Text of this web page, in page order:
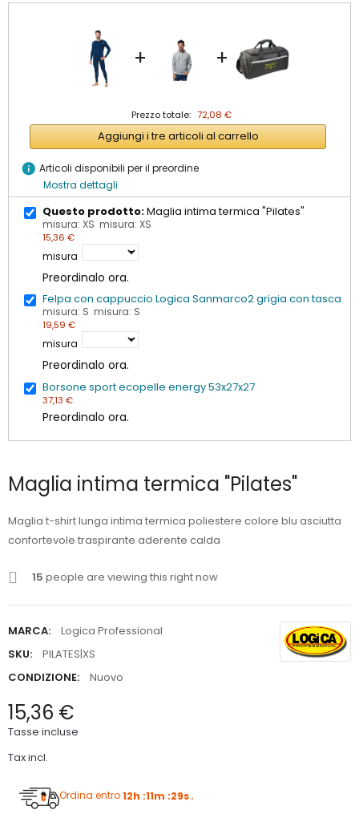
+ +
Prezzo totale: 72,08 €
Aggiungi i tre articoli al carrello
info Articoli disponibili per il preordine
Mostra dettagli
Questo prodotto:Maglia intima termica "Pilates"
misura: XS misura: XS
15,36 €
misura
Preordinalo ora.
Felpa con cappuccio Logica Sanmarco2 grigia con tasca
misura: S misura: S
19,59 €
misura
Preordinalo ora.
Borsone sport ecopelle energy 53x27x27
37,13 €
Preordinalo ora.
Maglia intima termica "Pilates"
Maglia t-shirt lunga intima termica poliestere colore blu asciutta
confortevole traspirante aderente calda
15 people are viewing this right now
MARCA:
Logica Professional
SKU:
PILATES|XS
CONDIZIONE:
Nuovo
15,36 €
Tasse incluse
Tax incl.
Ordina entro12h :11m :28s,